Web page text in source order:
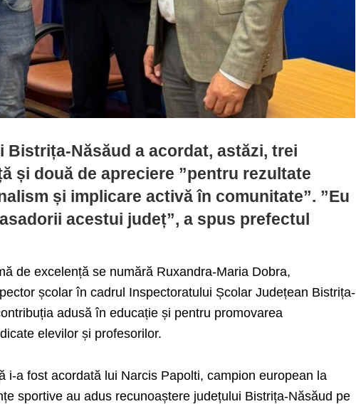
Năsăud a acordat, astăzi, trei
și două de apreciere ”pentru rezultate
și implicare activă în comunitate”. ”Eu
acestui județ”, a spus prefectul
de excelență se numără Ruxandra-Maria Dobra,
școlar în cadrul Inspectoratului Școlar Județean Bistrița-
adusă în educație și pentru promovarea
elevilor și profesorilor.
i-a fost acordată lui Narcis Papolti, campion european la
sportive au adus recunoaștere județului Bistrița-Năsăud pe